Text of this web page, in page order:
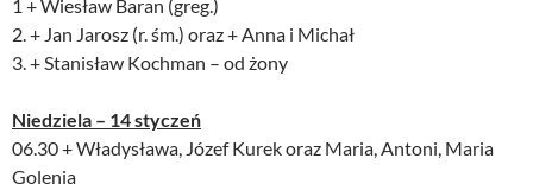
1 + Wiesław Baran (greg.)
2. + Jan Jarosz (r. śm.) oraz + Anna i Michał
3. + Stanisław Kochman – od żony
Niedziela – 14 styczeń
06.30 + Władysława, Józef Kurek oraz Maria, Antoni, Maria
Golenia